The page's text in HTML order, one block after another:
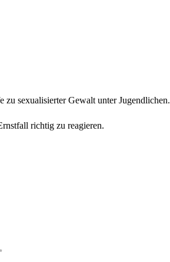
sexualisierter Gewalt unter Jugendlichen.
richtig zu reagieren.